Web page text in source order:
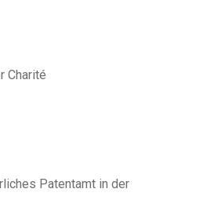
Charité
Patentamt in der